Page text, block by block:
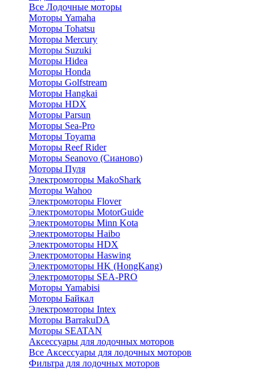
Все Лодочные моторы
Моторы Yamaha
Моторы Tohatsu
Моторы Mercury
Моторы Suzuki
Моторы Hidea
Моторы Honda
Моторы Golfstream
Моторы Hangkai
Моторы HDX
Моторы Parsun
Моторы Sea-Pro
Моторы Toyama
Моторы Reef Rider
Моторы Seanovo (Сианово)
Моторы Пуля
Электромоторы MakoShark
Моторы Wahoo
Электромоторы Flover
Электромоторы MotorGuide
Электромоторы Minn Kota
Электромоторы Haibo
Электромоторы HDX
Электромоторы Haswing
Электромоторы HK (HongKang)
Электромоторы SEA-PRO
Моторы Yamabisi
Моторы Байкал
Электромоторы Intex
Моторы BarrakuDA
Моторы SEATAN
Аксессуары для лодочных моторов
Все Аксессуары для лодочных моторов
Фильтра для лодочных моторов